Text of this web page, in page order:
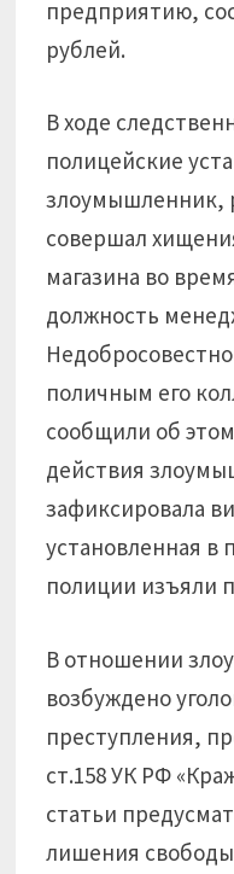
предприятию,
рублей.
В ходе
полицейские
злоумышленник,
совершал
магазина во
должность
поличным его
сообщили об
действия
зафиксировала
установленная
полиции изъяли
В отношении
возбуждено
преступления,
ст.158 УК РФ
статьи
лишения свободы